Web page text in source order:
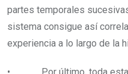
partes temporales
sistema consigue así
experiencia a lo largo de la